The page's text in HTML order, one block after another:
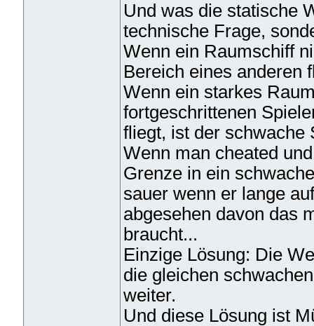
Und was die statische
technische Frage,
Wenn ein Raumschiff
Bereich eines anderen
Wenn ein starkes
fortgeschrittenen
fliegt, ist der schwache
Wenn man cheated
Grenze in ein
sauer wenn er lange
abgesehen davon das
braucht...
Einzige Lösung: Die
die gleichen
weiter.
Und diese Lösung ist